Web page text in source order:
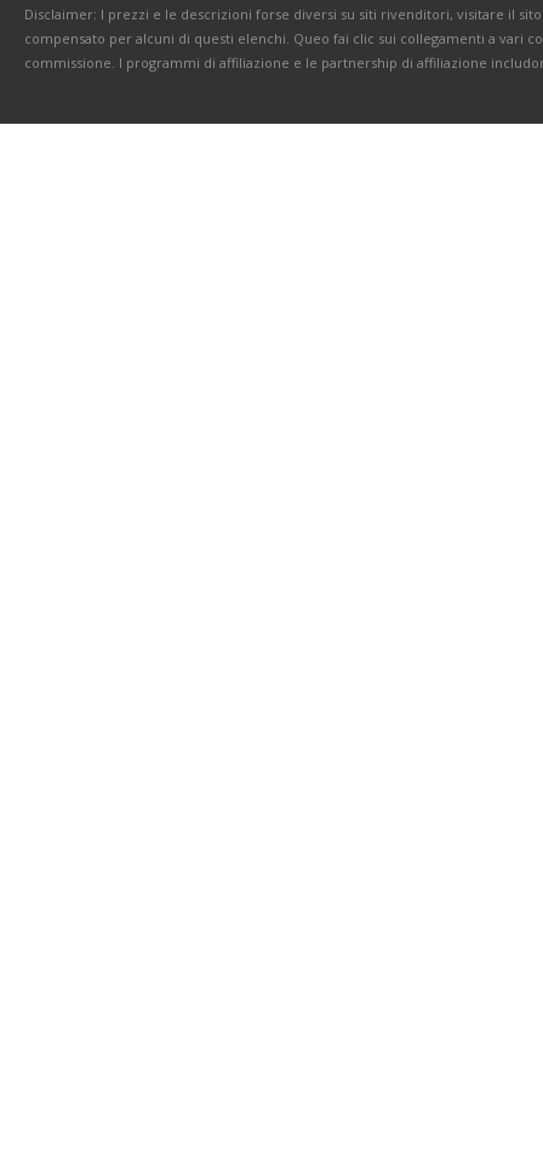
Disclaimer: I prezzi e le descrizioni forse diversi su siti rivenditori, visitare il
compensato per alcuni di questi elenchi. Queo fai clic sui collegamenti a vari
commissione. I programmi di affiliazione e le partnership di affiliazione